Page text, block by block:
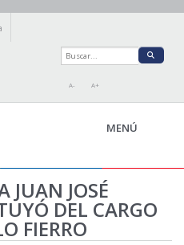
A- A+
MENÚ
JUAN JOSÉ
DEL CARGO
FIERRO